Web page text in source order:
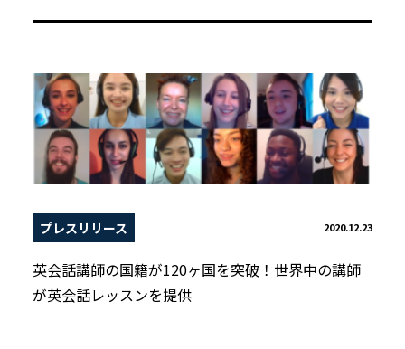
プレスリリース 2020.12.23
英会話講師の国籍が120ヶ国を突破！世界中の講師
が英会話レッスンを提供